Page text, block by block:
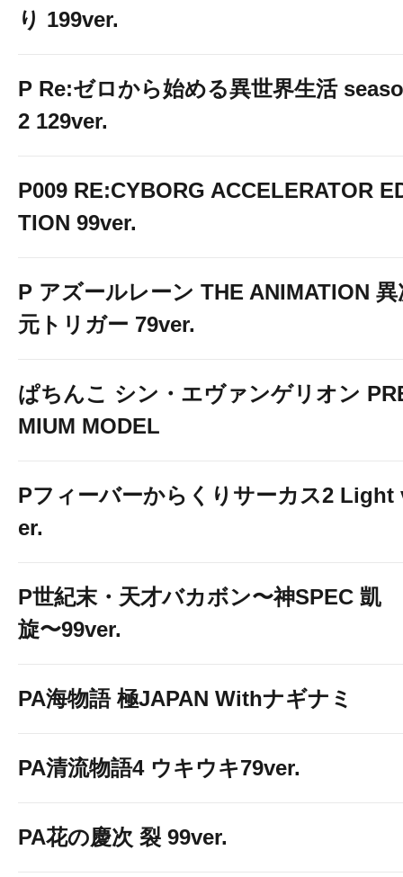
り 199ver.
P Re:ゼロから始める異世界生活
2 129ver.
P009 RE:CYBORG ACCELERATOR
TION 99ver.
P アズールレーン THE ANIMATION 異
元トリガー 79ver.
ぱちんこ シン・エヴァンゲリオン
MIUM MODEL
Pフィーバーからくりサーカス2 Light
er.
P世紀末・天才バカボン〜神SPEC 凱
旋〜99ver.
PA海物語 極JAPAN Withナギナミ
PA清流物語4 ウキウキ79ver.
PA花の慶次 裂 99ver.